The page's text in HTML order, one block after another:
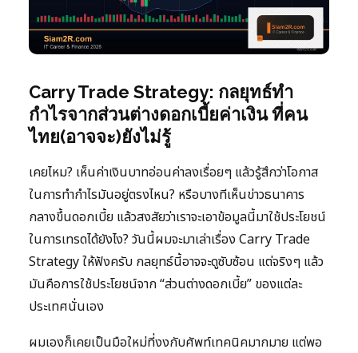
Carry Trade Strategy: กลยุทธ์ทำ
กำไรจากส่วนต่างดอกเบี้ยค่าเงิน ที่คน
ไทย(อาจจะ)ยังไม่รู้
เคยไหม? เห็นค่าเงินบาทอ่อนค่าลงเรื่อยๆ แล้วรู้สึกว่าโอกาส
ในการทำกำไรมันอยู่ตรงไหน? หรือบางทีเห็นข่าวธนาคาร
กลางขึ้นดอกเบี้ย แล้วสงสัยว่าเราจะเอาข้อมูลนี้มาใช้ประโยชน์
ในการเทรดได้ยังไง? วันนี้ผมจะมาเล่าเรื่อง Carry Trade
Strategy ให้ฟังครับ กลยุทธ์นี้อาจจะดูซับซ้อน แต่จริงๆ แล้ว
มันคือการใช้ประโยชน์จาก “ส่วนต่างดอกเบี้ย” ของแต่ละ
ประเทศนั่นเอง
ผมเองก็เคยเป็นมือใหม่ที่งงกับศัพท์เทคนิคมากมาย แต่พอ